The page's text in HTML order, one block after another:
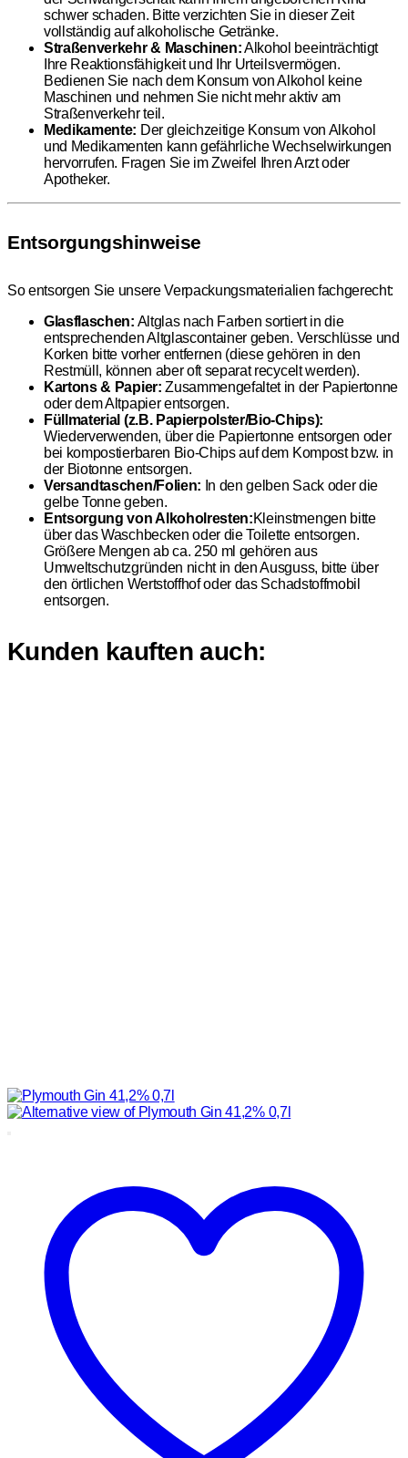
schwer schaden. Bitte verzichten Sie in dieser Zeit
vollständig auf alkoholische Getränke.
Straßenverkehr & Maschinen:Alkohol beeinträchtigt
Ihre Reaktionsfähigkeit und Ihr Urteilsvermögen.
Bedienen Sie nach dem Konsum von Alkohol keine
Maschinen und nehmen Sie nicht mehr aktiv am
Straßenverkehr teil.
Medikamente: Der gleichzeitige Konsum von Alkohol
und Medikamenten kann gefährliche Wechselwirkungen
hervorrufen. Fragen Sie im Zweifel Ihren Arzt oder
Apotheker.
Entsorgungshinweise
So entsorgen Sie unsere Verpackungsmaterialien fachgerecht:
Glasflaschen: Altglas nach Farben sortiert in die
entsprechenden Altglascontainer geben. Verschlüsse und
Korken bitte vorher entfernen (diese gehören in den
Restmüll, können aber oft separat recycelt werden).
Kartons & Papier: Zusammengefaltet in der Papiertonne
oder dem Altpapier entsorgen.
Füllmaterial (z.B. Papierpolster/Bio-Chips):
Wiederverwenden, über die Papiertonne entsorgen oder
bei kompostierbaren Bio-Chips auf dem Kompost bzw. in
der Biotonne entsorgen.
Versandtaschen/Folien: In den gelben Sack oder die
gelbe Tonne geben.
Entsorgung von Alkoholresten:Kleinstmengen bitte
über das Waschbecken oder die Toilette entsorgen.
Größere Mengen ab ca. 250 ml gehören aus
Umweltschutzgründen nicht in den Ausguss, bitte über
den örtlichen Wertstoffhof oder das Schadstoffmobil
entsorgen.
Kunden kauften auch: